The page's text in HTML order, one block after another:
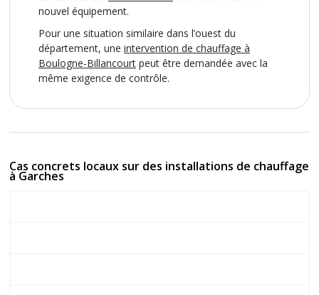
nouvel équipement.
Pour une situation similaire dans l’ouest du
département, une intervention de chauffage à
Boulogne-Billancourt peut être demandée avec la
même exigence de contrôle.
Cas concrets locaux sur des installations de chauffage
à Garches